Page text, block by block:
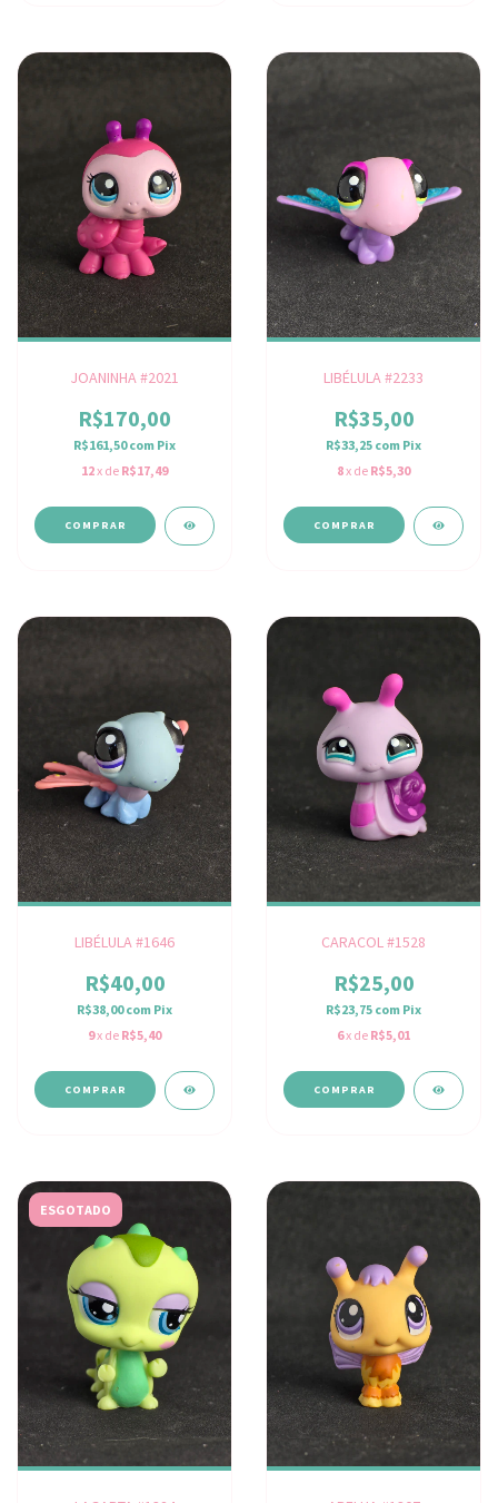
JOANINHA #2021
R$170,00
R$161,50com Pix
12x de R$17,49
LIBÉLULA #2233
R$35,00
R$33,25 com Pix
8x de R$5,30
LIBÉLULA #1646
R$40,00
R$38,00com Pix
9x de R$5,40
CARACOL #1528
R$25,00
R$23,75 com Pix
6x de R$5,01
ESGOTADO